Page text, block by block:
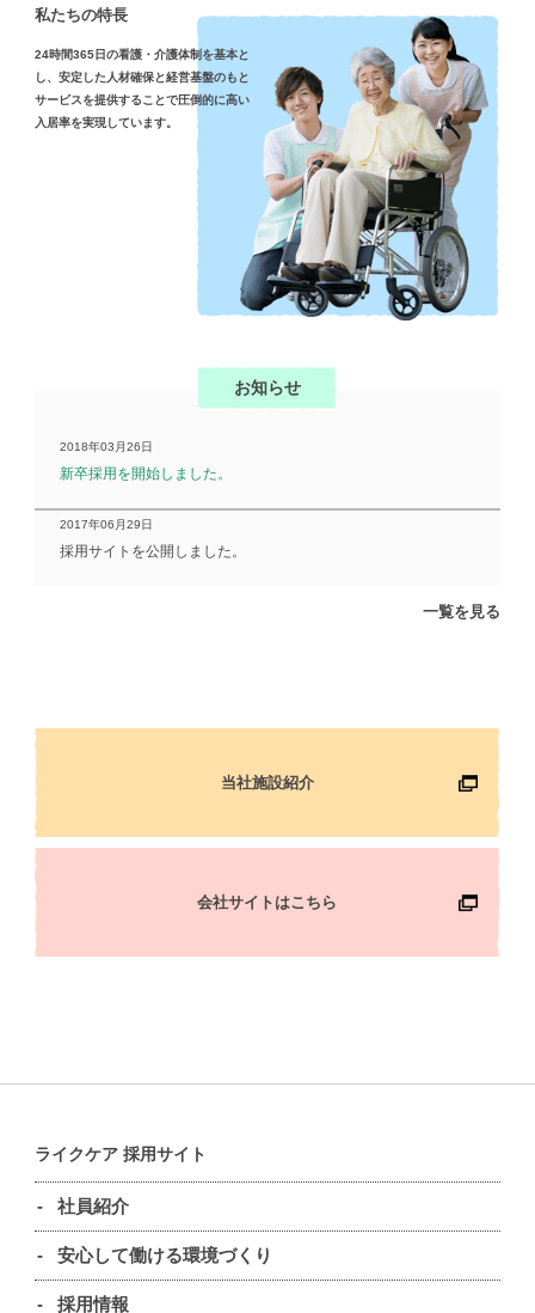
私たちの特長
24時間365日の看護・介護体制を基本と
し、安定した人材確保と経営基盤のもと
サービスを提供することで圧倒的に高い
入居率を実現しています。
お知らせ
2018年03月26日
新卒採用を開始しました。
2017年06月29日
採用サイトを公開しました。
一覧を見る
当社施設紹介
会社サイトはこちら
ライクケア 採用サイト
- 社員紹介
- 安心して働ける環境づくり
- 採用情報